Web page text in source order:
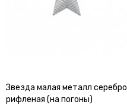
Звезда малая металл серебро
рифленая (на погоны)